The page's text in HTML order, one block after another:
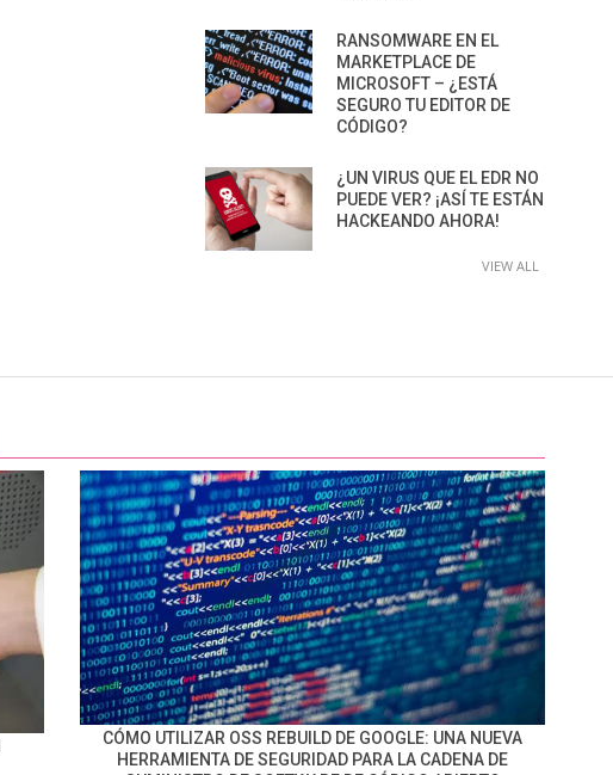
RANSOMWARE EN EL
MARKETPLACE DE
MICROSOFT – ¿ESTÁ
SEGURO TU EDITOR DE
CÓDIGO?
¿UN VIRUS QUE EL EDR NO
PUEDE VER? ¡ASÍ TE ESTÁN
HACKEANDO AHORA!
VIEW ALL
CÓMO UTILIZAR OSS REBUILD DE GOOGLE: UNA NUEVA
HERRAMIENTA DE SEGURIDAD PARA LA CADENA DE